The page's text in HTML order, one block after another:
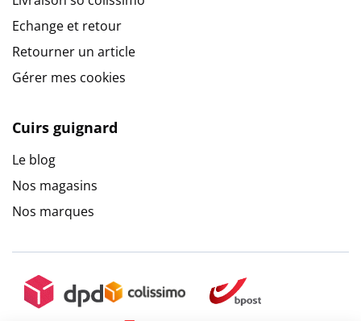
Echange et retour
Retourner un article
Gérer mes cookies
Cuirs guignard
Le blog
Nos magasins
Nos marques